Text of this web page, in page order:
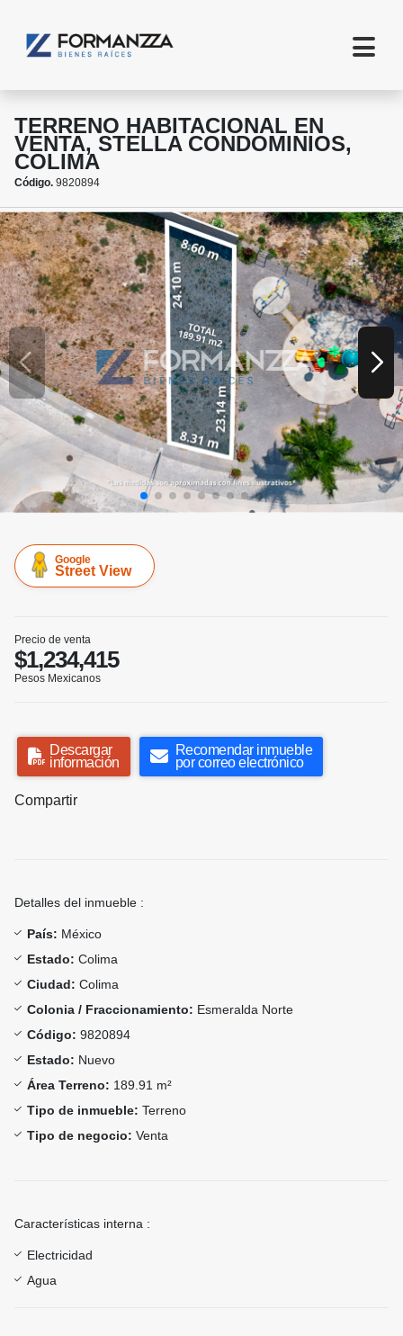
TERRENO HABITACIONAL EN
VENTA, STELLA CONDOMINIOS,
COLIMA
Código. 9820894
Google
Street View
Precio de venta
$1,234,415
Pesos Mexicanos
Descargar
información
Recomendar inmueble
por correo electrónico
Compartir
Detalles del inmueble :
País: México
Estado: Colima
Ciudad: Colima
Colonia / Fraccionamiento: Esmeralda Norte
Código: 9820894
Estado: Nuevo
Área Terreno: 189.91 m²
Tipo de inmueble: Terreno
Tipo de negocio: Venta
Características interna :
Electricidad
Agua